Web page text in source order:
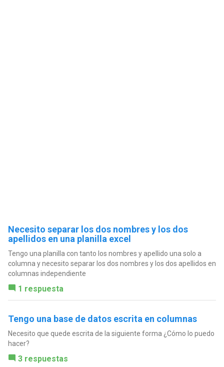
Necesito separar los dos nombres y los dos
apellidos en una planilla excel
Tengo una planilla con tanto los nombres y apellido una solo a
columna y necesito separar los dos nombres y los dos apellidos en
columnas independiente
1 respuesta
Tengo una base de datos escrita en columnas
Necesito que quede escrita de la siguiente forma ¿Cómo lo puedo
hacer?
3 respuestas